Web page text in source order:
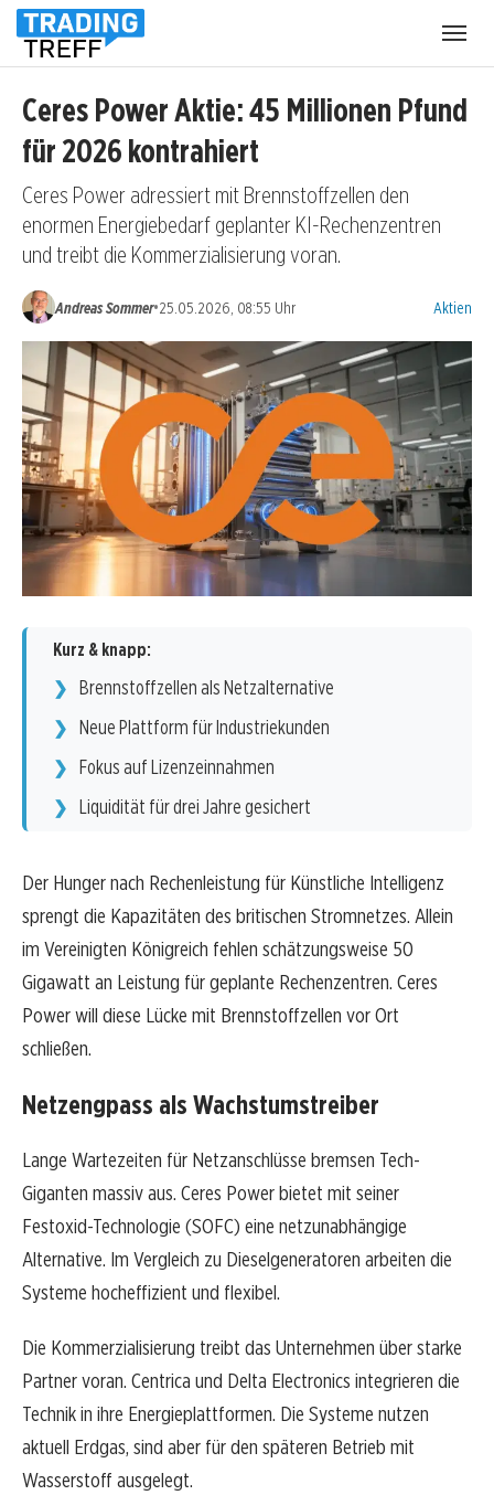
Ceres Power Aktie: 45 Millionen Pfund
für 2026 kontrahiert
Ceres Power adressiert mit Brennstoffzellen den
enormen Energiebedarf geplanter KI-Rechenzentren
und treibt die Kommerzialisierung voran.
Andreas Sommer•25.05.2026, 08:55 Uhr Aktien
Kurz & knapp:
Brennstoffzellen als Netzalternative
Neue Plattform für Industriekunden
Fokus auf Lizenzeinnahmen
Liquidität für drei Jahre gesichert
Der Hunger nach Rechenleistung für Künstliche Intelligenz
sprengt die Kapazitäten des britischen Stromnetzes. Allein
im Vereinigten Königreich fehlen schätzungsweise 50
Gigawatt an Leistung für geplante Rechenzentren. Ceres
Power will diese Lücke mit Brennstoffzellen vor Ort
schließen.
Netzengpass als Wachstumstreiber
Lange Wartezeiten für Netzanschlüsse bremsen Tech-
Giganten massiv aus. Ceres Power bietet mit seiner
Festoxid-Technologie (SOFC) eine netzunabhängige
Alternative. Im Vergleich zu Dieselgeneratoren arbeiten die
Systeme hocheffizient und flexibel.
Die Kommerzialisierung treibt das Unternehmen über starke
Partner voran. Centrica und Delta Electronics integrieren die
Technik in ihre Energieplattformen. Die Systeme nutzen
aktuell Erdgas, sind aber für den späteren Betrieb mit
Wasserstoff ausgelegt.